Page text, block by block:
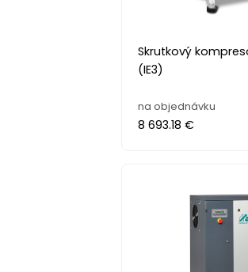
Skrutkový
(IE3)
na objednávku
8 693.18 €